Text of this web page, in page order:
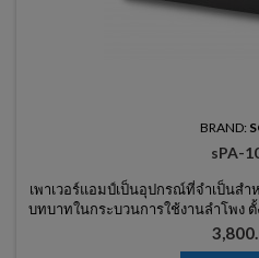
BRAND:
sPA-
เพาเวอร์แอมป์เป็นอุปกรณ์ที่จำเป็นส
บทบาทในกระบวนการใช้งานลำโพง
ญากาศในการสร้างแอมพลิฟายเออร์ค
ขยายเสียงดิจิตอลเทคโนโลยีการข
ราคา